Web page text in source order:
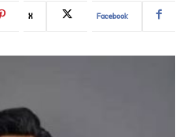
Facebook
X